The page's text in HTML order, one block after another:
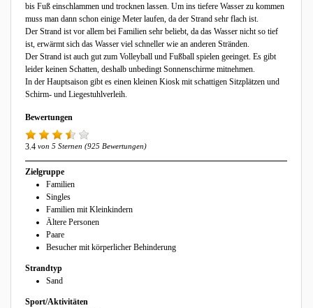
bis Fuß einschlammen und trocknen lassen. Um ins tiefere Wasser zu kommen
muss man dann schon einige Meter laufen, da der Strand sehr flach ist.
Der Strand ist vor allem bei Familien sehr beliebt, da das Wasser nicht so tief
ist, erwärmt sich das Wasser viel schneller wie an anderen Stränden.
Der Strand ist auch gut zum Volleyball und Fußball spielen geeinget. Es gibt
leider keinen Schatten, deshalb unbedingt Sonnenschirme mitnehmen.
In der Hauptsaison gibt es einen kleinen Kiosk mit schattigen Sitzplätzen und
Schirm- und Liegestuhlverleih.
Bewertungen
3.4 von 5 Sternen (925 Bewertungen)
Zielgruppe
Familien
Singles
Familien mit Kleinkindern
Ältere Personen
Paare
Besucher mit körperlicher Behinderung
Strandtyp
Sand
Sport/Aktivitäten